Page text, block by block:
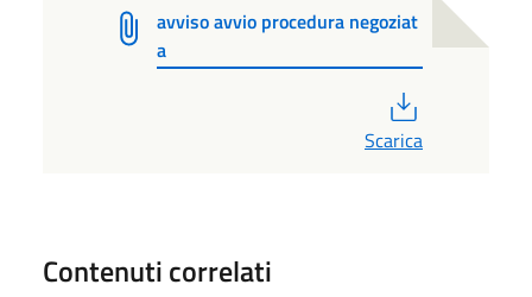
avviso avvio procedura negoziat
a
Scarica
Contenuti correlati